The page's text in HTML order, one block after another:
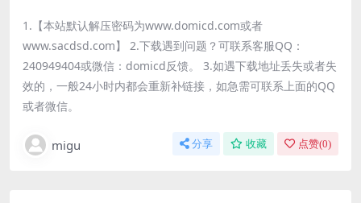
1.【本站默认解压密码为www.domicd.com或者
www.sacdsd.com】 2.下载遇到问题？可联系客服QQ：
240949404或微信：domicd反馈。 3.如遇下载地址丢失或者失
效的，一般24小时内都会重新补链接，如急需可联系上面的QQ
或者微信。
migu 分享 收藏 点赞(0)